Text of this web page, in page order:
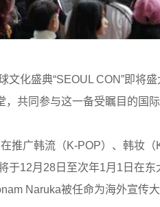
化盛典“SEOUL CON”即将
共同参与这一备受瞩目的国际
广韩流（K-POP）、韩妆（
于12月28日至次年1月1日在
Naruka被任命为海外宣传